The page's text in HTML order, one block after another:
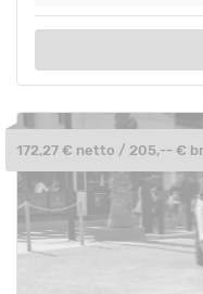
172,27 € netto / 205,-- €